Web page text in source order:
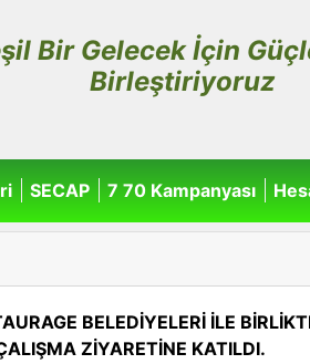
Bir Gelecek İçin
Birleştiriyoruz
SECAP 7 70 Kampanyası
BELEDİYELERİ İLE
ZİYARETİNE KATILDI.